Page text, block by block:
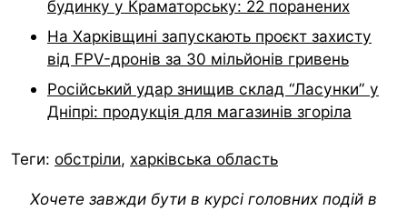
будинку у Краматорську: 22 поранених
На Харківщині запускають проєкт захисту
від FPV-дронів за 30 мільйонів гривень
Російський удар знищив склад “Ласунки” у
Дніпрі: продукція для магазинів згоріла
Теги: обстріли, харківська область
Хочете завжди бути в курсі головних подій в